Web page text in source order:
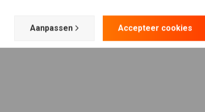
Aanpassen Accepteer cookies